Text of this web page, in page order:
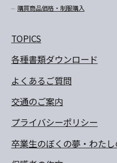
購買商品価格・制服購入
TOPICS
各種書類ダウンロード
よくあるご質問
交通のご案内
プライバシーポリシー
卒業生のぼくの夢・わた